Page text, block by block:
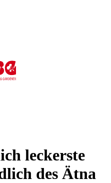
leckerste
des Ätna